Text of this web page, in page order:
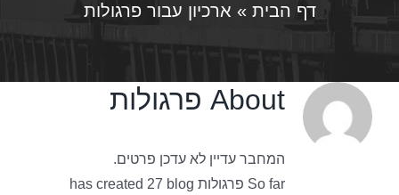
דף הבית » ארכיון עבור פרגולות
About פרגולות
המחבר עדיין לא עדכן פרטים.
So far פרגולות has created 27 blog